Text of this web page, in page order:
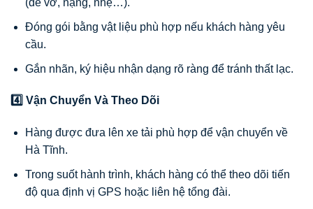
(dễ vỡ, nặng, nhẹ…).
Đóng gói bằng vật liệu phù hợp nếu khách hàng yêu
cầu.
Gắn nhãn, ký hiệu nhận dạng rõ ràng để tránh thất lạc.
4️⃣ Vận Chuyển Và Theo Dõi
Hàng được đưa lên xe tải phù hợp để vận chuyển về
Hà Tĩnh.
Trong suốt hành trình, khách hàng có thể theo dõi tiến
độ qua định vị GPS hoặc liên hệ tổng đài.